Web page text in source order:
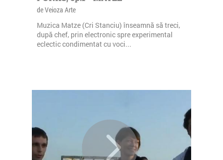
de Veioza Arte
Muzica Matze (Cri Stanciu) înseamnă să treci,
după chef, prin electronic spre experimental
eclectic condimentat cu voci...